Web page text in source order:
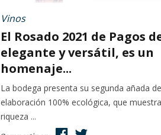
Vinos
El Rosado 2021 de Pagos
elegante y versátil, es un
homenaje...
La bodega presenta su segunda añada
elaboración 100% ecológica, que
riqueza ...